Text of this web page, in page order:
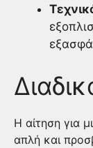
Η αίτηση για
απλή και